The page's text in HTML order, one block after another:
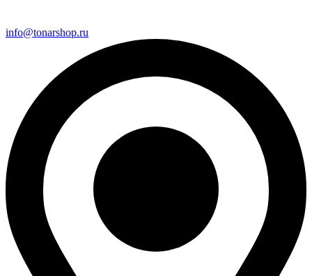
info@tonarshop.ru